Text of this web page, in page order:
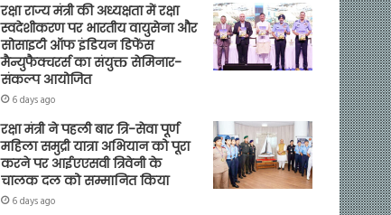
रक्षा राज्य मंत्री की अध्यक्षता में रक्षा
स्वदेशीकरण पर भारतीय वायुसेना और
सोसाइटी ऑफ इंडियन डिफेंस
मैन्युफैक्चरर्स का संयुक्त सेमिनार-
संकल्प आयोजित
6 days ago
रक्षा मंत्री ने पहली बार त्रि-सेवा पूर्ण
महिला समुद्री यात्रा अभियान को पूरा
करने पर आईएएसवी त्रिवेनी के
चालक दल को सम्मानित किया
6 days ago